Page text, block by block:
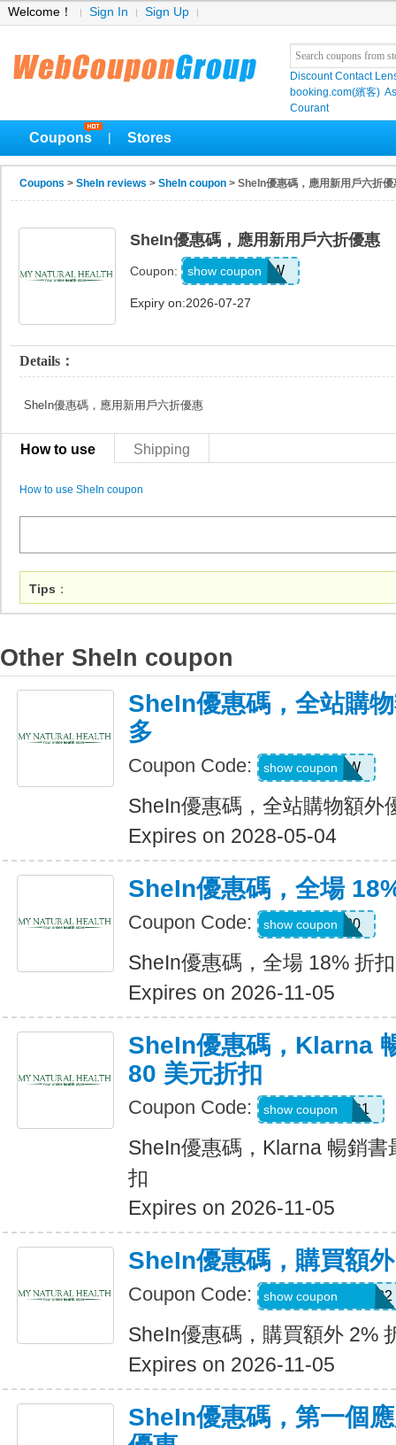
Welcome！ Sign In Sign Up
Discount Contact
booking.com(繽客)
Courant
Coupons Stores
Coupons > SheIn reviews > SheIn coupon > SheIn優惠碼，應用新用戶六折優
SheIn優惠碼，應用新用戶六折優惠
Coupon: F45325W
show coupon
Expiry on:2026-07-27
Details：
SheIn優惠碼，應用新用戶六折優惠
How to use Shipping
How to use SheIn coupon
Tips ：
Other SheIn coupon
SheIn優惠碼，全站購
多
Coupon Code: US04184W
show coupon
SheIn優惠碼，全站購物額外
Expires on 2028-05-04
SheIn優惠碼，全場
Coupon Code: JULY0B20
show coupon
SheIn優惠碼，全場 18% 折扣
Expires on 2026-11-05
SheIn優惠碼，Klarna
80 美元折扣
Coupon Code: KLARNAAUG1
show coupon
SheIn優惠碼，Klarna 暢銷
扣
Expires on 2026-11-05
SheIn優惠碼，購買額
Coupon Code: Coriannekotel7582
show coupon
SheIn優惠碼，購買額外 2%
Expires on 2026-11-05
SheIn優惠碼，第一個